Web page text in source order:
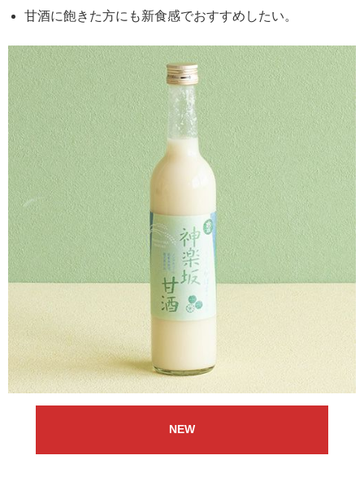
甘酒に飽きた方にも新食感でおすすめしたい。
NEW